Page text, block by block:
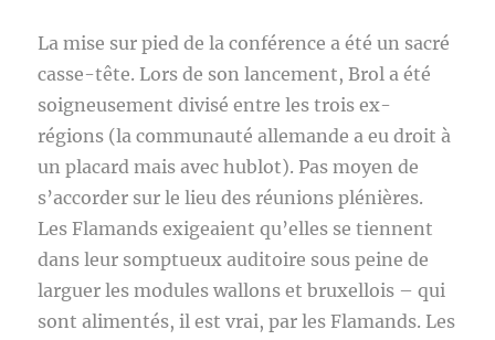
La mise sur pied de la conférence a été un sacré
casse-tête. Lors de son lancement, Brol a été
soigneusement divisé entre les trois ex-
régions (la communauté allemande a eu droit à
un placard mais avec hublot). Pas moyen de
s’accorder sur le lieu des réunions plénières.
Les Flamands exigeaient qu’elles se tiennent
dans leur somptueux auditoire sous peine de
larguer les modules wallons et bruxellois – qui
sont alimentés, il est vrai, par les Flamands. Les